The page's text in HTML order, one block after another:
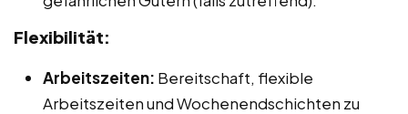
Flexibilität:
Arbeitszeiten: Bereitschaft, flexible
Arbeitszeiten und Wochenendschichten zu